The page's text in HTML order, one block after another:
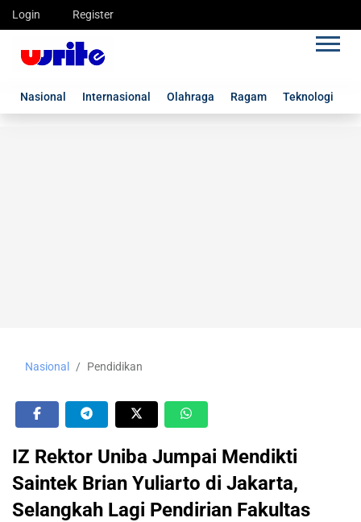
Login Register
Nasional Internasional Olahraga Ragam Teknologi
Nasional Pendidikan
IZ Rektor Uniba Jumpai Mendikti
Saintek Brian Yuliarto di Jakarta,
Selangkah Lagi Pendirian Fakultas